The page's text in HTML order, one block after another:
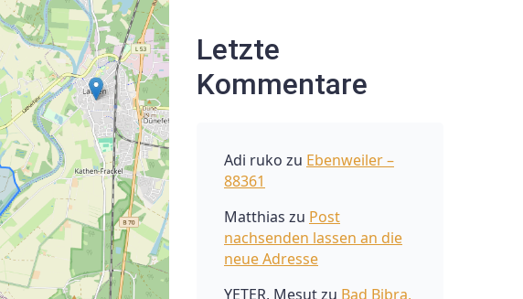
Letzte
Kommentare
Adi ruko zu Ebenweiler –
88361
Matthias zu Post
nachsenden lassen an die
neue Adresse
YETER, Mesutzu Bad Bibra,